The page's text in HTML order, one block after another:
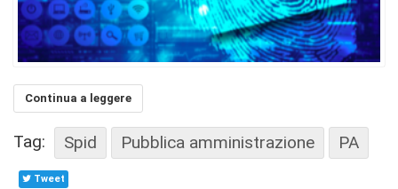
Continua a leggere
Tag: Spid Pubblica amministrazione PA
Tweet